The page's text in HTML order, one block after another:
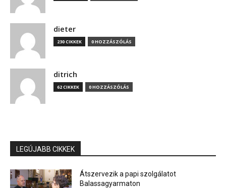
dieter
230 CIKKEK 0 HOZZÁSZÓLÁS
ditrich
62 CIKKEK 0 HOZZÁSZÓLÁS
LEGÚJABB CIKKEK
Átszervezik a papi szolgálatot
Balassagyarmaton